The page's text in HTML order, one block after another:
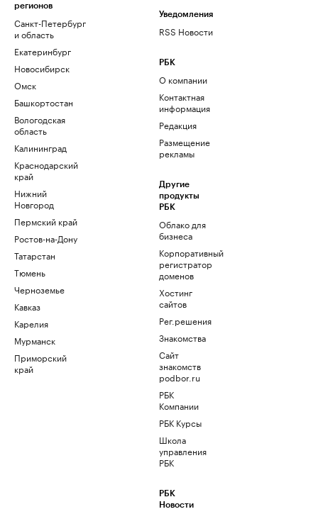
регионов
Санкт-Петербург
и область
Екатеринбург
Новосибирск
Омск
Башкортостан
Вологодская
область
Калининград
Краснодарский
край
Нижний
Новгород
Пермский край
Ростов-на-Дону
Татарстан
Тюмень
Черноземье
Кавказ
Карелия
Мурманск
Приморский
край
Уведомления
RSS Новости
РБК
О компании
Контактная
информация
Редакция
Размещение
рекламы
Другие
продукты
РБК
Облако для
бизнеса
Корпоративный
регистратор
доменов
Хостинг
сайтов
Рег.решения
Знакомства
Сайт
знакомств
podbor.ru
РБК
Компании
РБК Курсы
Школа
управления
РБК
РБК
Новости